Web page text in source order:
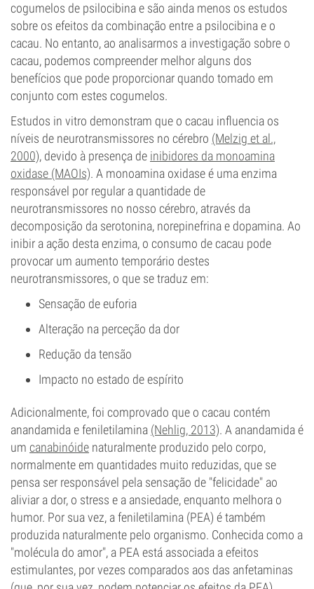
cogumelos de psilocibina e são ainda menos os estudos
sobre os efeitos da combinação entre a psilocibina e o
cacau. No entanto, ao analisarmos a investigação sobre o
cacau, podemos compreender melhor alguns dos
benefícios que pode proporcionar quando tomado em
conjunto com estes cogumelos.
Estudos in vitro demonstram que o cacau influencia os
níveis de neurotransmissores no cérebro (Melzig et al.,
2000), devido à presença de inibidores da monoamina
oxidase (MAOIs). A monoamina oxidase é uma enzima
responsável por regular a quantidade de
neurotransmissores no nosso cérebro, através da
decomposição da serotonina, norepinefrina e dopamina. Ao
inibir a ação desta enzima, o consumo de cacau pode
provocar um aumento temporário destes
neurotransmissores, o que se traduz em:
Sensação de euforia
Alteração na perceção da dor
Redução da tensão
Impacto no estado de espírito
Adicionalmente, foi comprovado que o cacau contém
anandamida e feniletilamina (Nehlig, 2013). A anandamida é
um canabinóide naturalmente produzido pelo corpo,
normalmente em quantidades muito reduzidas, que se
pensa ser responsável pela sensação de "felicidade" ao
aliviar a dor, o stress e a ansiedade, enquanto melhora o
humor. Por sua vez, a feniletilamina (PEA) é também
produzida naturalmente pelo organismo. Conhecida como a
"molécula do amor", a PEA está associada a efeitos
estimulantes, por vezes comparados aos das anfetaminas